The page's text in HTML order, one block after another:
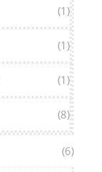
(1)
(1)
(1)
(8)
(6)